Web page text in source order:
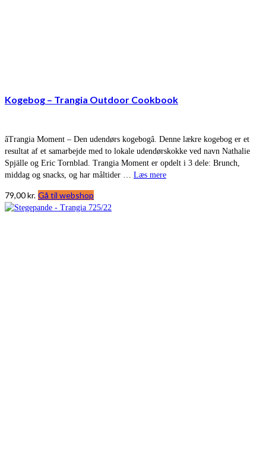
Kogebog – Trangia Outdoor Cookbook
âTrangia Moment – Den udendørs kogebogâ. Denne lækre kogebog er et
resultat af et samarbejde med to lokale udendørskokke ved navn Nathalie
Spjälle og Eric Tornblad. Trangia Moment er opdelt i 3 dele: Brunch,
middag og snacks, og har måltider … Læs mere
79,00kr. Gå til webshop